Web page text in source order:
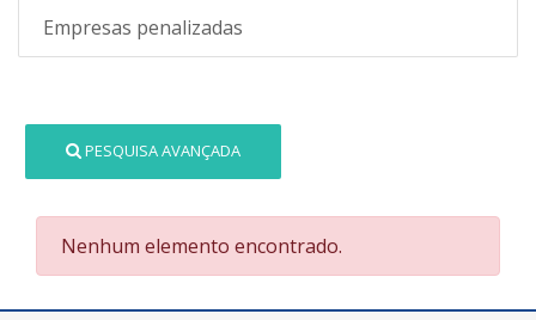
Empresas penalizadas
PESQUISA AVANÇADA
Nenhum elemento encontrado.